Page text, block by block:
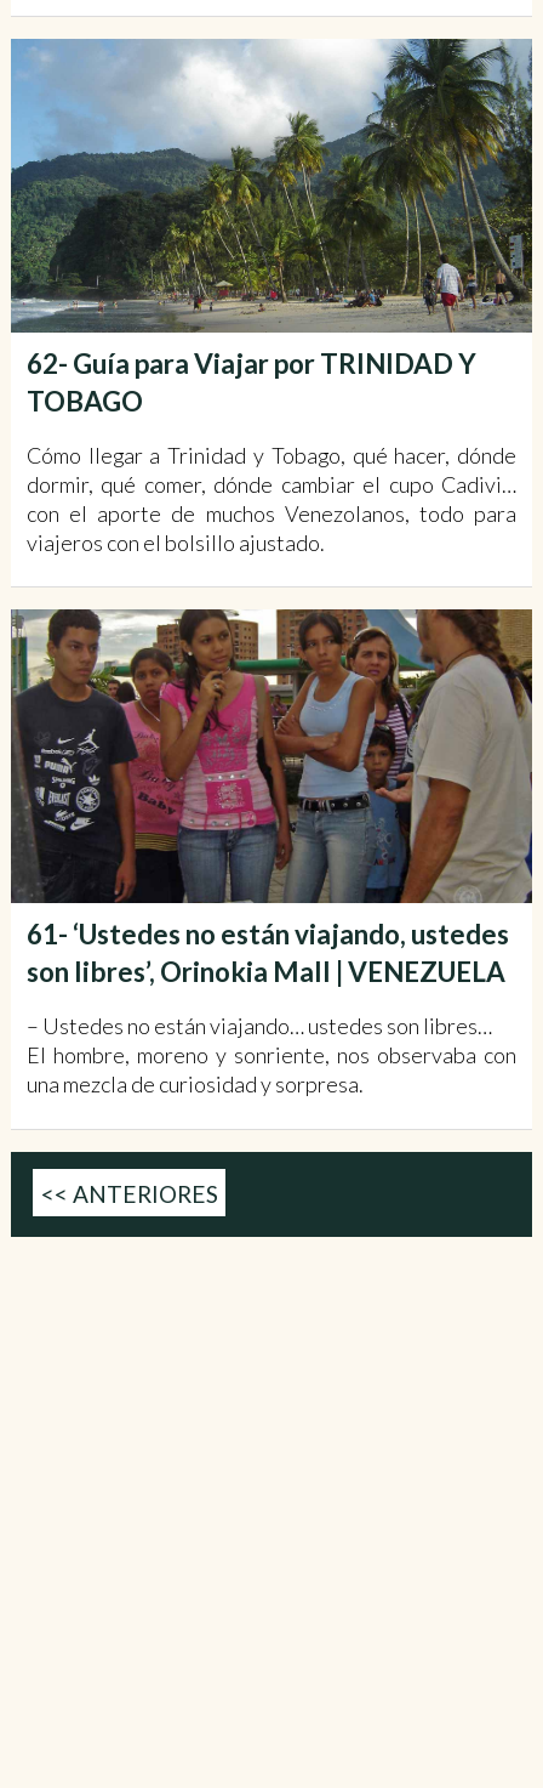
62- Guía para Viajar por TRINIDAD Y
TOBAGO
Cómo llegar a Trinidad y Tobago, qué hacer, dónde
dormir, qué comer, dónde cambiar el cupo Cadivi…
con el aporte de muchos Venezolanos, todo para
viajeros con el bolsillo ajustado.
61- ‘Ustedes no están viajando, ustedes
son libres’, Orinokia Mall | VENEZUELA
– Ustedes no están viajando… ustedes son libres…
El hombre, moreno y sonriente, nos observaba con
una mezcla de curiosidad y sorpresa.
<< ANTERIORES